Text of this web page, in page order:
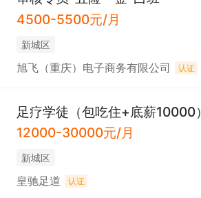
4500-5500元/月
新城区
旭飞（重庆）电子商务有限公司 认证
足疗学徒（包吃住+底薪10000）
12000-30000元/月
新城区
皇驰足道 认证